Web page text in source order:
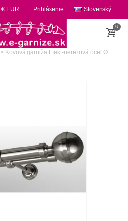
Slovenský
Prihlásenie
€ EUR
0
> Kovová garniža Efekt-nerezová oceľ Ø